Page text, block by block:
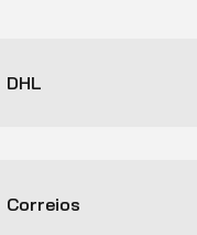
DHL
Correios